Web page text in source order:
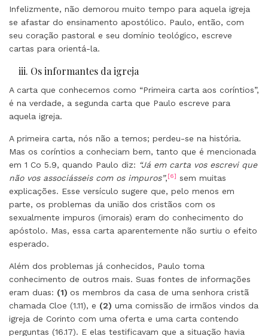
Infelizmente, não demorou muito tempo para aquela igreja
se afastar do ensinamento apostólico. Paulo, então, com
seu coração pastoral e seu domínio teológico, escreve
cartas para orientá-la.
iii. Os informantes da igreja
A carta que conhecemos como “Primeira carta aos coríntios”,
é na verdade, a segunda carta que Paulo escreve para
aquela igreja.
A primeira carta, nós não a temos; perdeu-se na história.
Mas os coríntios a conheciam bem, tanto que é mencionada
em 1 Co 5.9, quando Paulo diz: “Já em carta vos escrevi que
não vos associásseis com os impuros”,[6] sem muitas
explicações. Esse versículo sugere que, pelo menos em
parte, os problemas da união dos cristãos com os
sexualmente impuros (imorais) eram do conhecimento do
apóstolo. Mas, essa carta aparentemente não surtiu o efeito
esperado.
Além dos problemas já conhecidos, Paulo toma
conhecimento de outros mais. Suas fontes de informações
eram duas: (1) os membros da casa de uma senhora cristã
chamada Cloe (1.11), e (2) uma comissão de irmãos vindos da
igreja de Corinto com uma oferta e uma carta contendo
perguntas (16.17). E elas testificavam que a situação havia